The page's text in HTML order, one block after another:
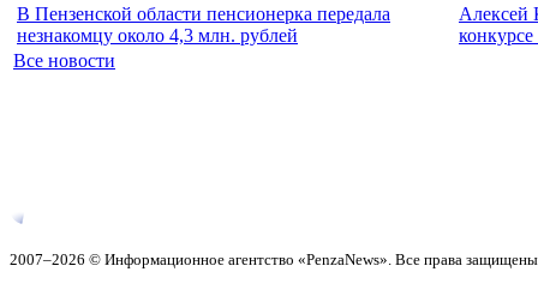
В Пензенской области пенсионерка передала
незнакомцу около 4,3 млн. рублей
Алексей
Все новости
2007–2026 © Информационное агентство «PenzaNews». Все права